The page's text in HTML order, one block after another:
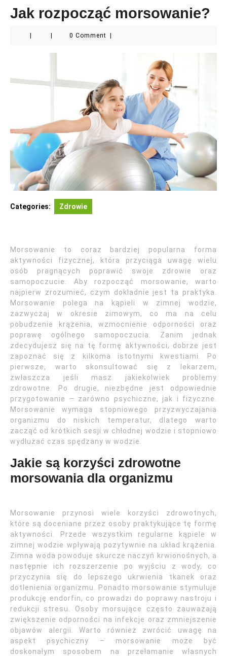
Jak rozpocząć morsowanie?
0 Comment
Categories: Zdrowie
Morsowanie to coraz bardziej popularna forma
aktywności fizycznej, która przyciąga uwagę wielu
osób pragnących poprawić swoje zdrowie oraz
samopoczucie. Aby rozpocząć morsowanie, warto
najpierw zrozumieć, czym dokładnie jest ta praktyka.
Morsowanie polega na kąpieli w zimnej wodzie,
zazwyczaj w okresie zimowym, co ma na celu
pobudzenie krążenia, wzmocnienie odporności oraz
poprawę ogólnego samopoczucia. Zanim jednak
zdecydujesz się na tę formę aktywności, dobrze jest
zapoznać się z kilkoma istotnymi kwestiami. Po
pierwsze, warto skonsultować się z lekarzem,
zwłaszcza jeśli masz jakiekolwiek problemy
zdrowotne. Po drugie, niezbędne jest odpowiednie
przygotowanie – zarówno psychiczne, jak i fizyczne.
Morsowanie wymaga stopniowego przyzwyczajania
organizmu do niskich temperatur, dlatego warto
zacząć od krótkich sesji w chłodnej wodzie i stopniowo
wydłużać czas spędzany w wodzie.
Jakie są korzyści zdrowotne
morsowania dla organizmu
Morsowanie przynosi wiele korzyści zdrowotnych,
które są doceniane przez osoby praktykujące tę formę
aktywności. Przede wszystkim regularne kąpiele w
zimnej wodzie wpływają pozytywnie na układ krążenia.
Zimna woda powoduje skurcze naczyń krwionośnych, a
następnie ich rozszerzenie po wyjściu z wody, co
przyczynia się do lepszego ukrwienia tkanek oraz
dotlenienia organizmu. Ponadto morsowanie stymuluje
produkcję endorfin, co prowadzi do poprawy nastroju i
redukcji stresu. Osoby morsujące często zauważają
zwiększenie odporności na infekcje oraz zmniejszenie
objawów alergii. Warto również zwrócić uwagę na
aspekt psychiczny – morsowanie może być
doskonałym sposobem na przełamanie własnych